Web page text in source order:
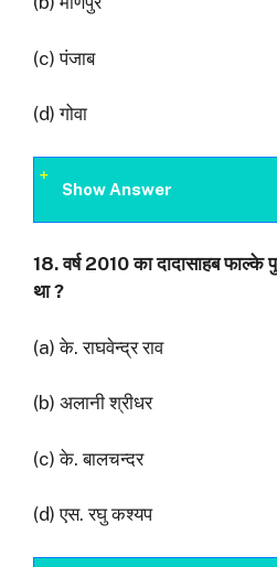
(c) पंजाब
(d) गोवा
Show Answer
18.वर्ष 2010का दादासाहब फाल्के
था?
(a) के. राघवेन्द्र राव
(b) अलानी श्रीधर
(c) के. बालचन्दर
(d) एस. रघु कश्यप